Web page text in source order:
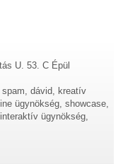
U. 53. C Épül
dávid, kreatív
ügynökség, showcase,
ügynökség,